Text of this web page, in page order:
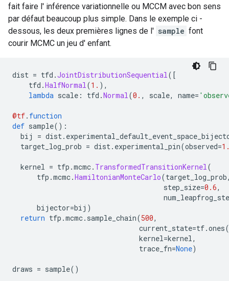
fait faire l' inférence variationnelle ou MCCM avec bon sens
par défaut beaucoup plus simple. Dans le exemple ci -
dessous, les deux premières lignes de l' sample font
courir MCMC un jeu d' enfant.
dist = tfd .JointDistributionSequential ([
tfd .HalfNormal (1. ),
lambda scale : tfd .Normal (0. , scale, name=
@tf. function
def sample():
bij = dist .
target_log_prob = dist . experimental_pin(observed=
kernel = tfp .mcmc. TransformedTransitionKernel (
tfp .mcmc.HamiltonianMonteCarlo(target_log_prob
step_size=0.6,
bijector=bij )
return tfp .mcmc. sample_chain(500,
current_state=tf.ones
kernel=kernel ,
trace_fn=None)
draws = sample()